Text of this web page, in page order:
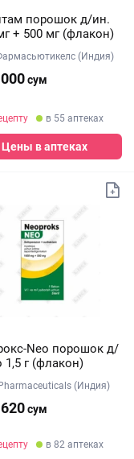
порошок д/ин.
+ 500 мг (флакон)
(Индия)
сум
в 55 аптеках
Цены в аптеках
Neo порошок д/
1,5 г (флакон)
(Индия)
сум
в 82 аптеках